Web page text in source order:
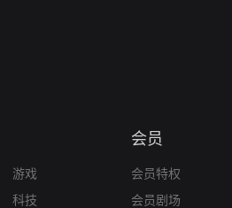
游戏
科技
会员
会员特权
会员剧场